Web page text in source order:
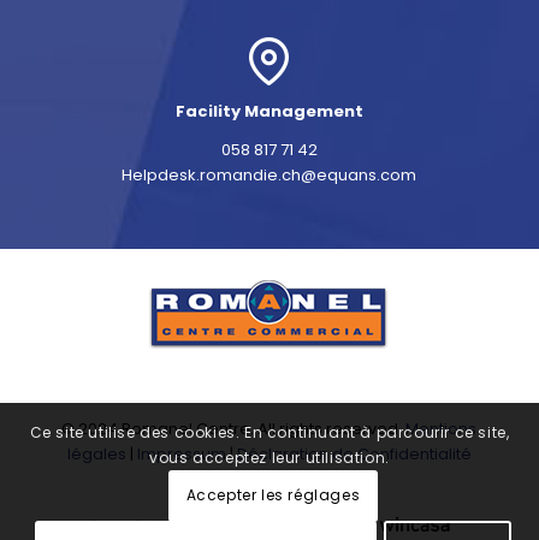
Facility Management
058 817 71 42
Helpdesk.romandie.ch@equans.com
© 2024 Romanel Centre. All rights reserved.Mentions
légales | Impressum|Déclaration de Confidentialité
Ce site utilise des cookies. En continuant à parcourir ce site,
vous acceptez leur utilisation.
Accepter les réglages